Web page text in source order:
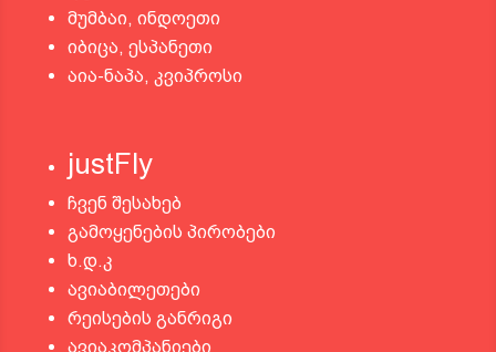
მუმბაი, ინდოეთი
იბიცა, ესპანეთი
აია-ნაპა, კვიპროსი
justFly
ჩვენ შესახებ
გამოყენების პირობები
ხ.დ.კ
ავიაბილეთები
რეისების განრიგი
ავიაკომპანიები